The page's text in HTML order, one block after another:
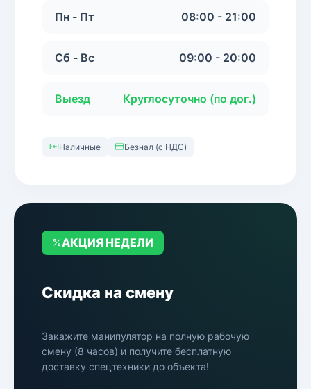
Пн - Пт 08:00 - 21:00
Сб - Вс 09:00 - 20:00
Выезд Круглосуточно (по дог.)
Наличные Безнал (с НДС)
АКЦИЯ НЕДЕЛИ
Скидка на смену
Закажите манипулятор на полную рабочую
смену (8 часов) и получите бесплатную
доставку спецтехники до объекта!